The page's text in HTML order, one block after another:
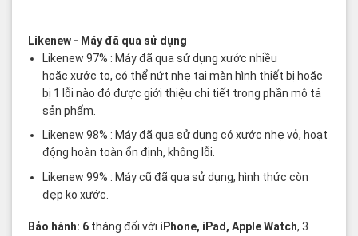
Likenew- Máy đã qua sử dụng
Likenew 97% : Máy đã qua sử dụng xước nhiều
hoặc xước to, có thể nứt nhẹ tại màn hình thiết bị hoặc
bị 1 lỗi nào đó được giới thiệu chi tiết trong phần mô tả
sản phẩm.
Likenew 98% : Máy đã qua sử dụng có xước nhẹ vỏ, hoạt
động hoàn toàn ổn định, không lỗi.
Likenew 99% : Máy cũ đã qua sử dụng, hình thức còn
đẹp ko xước.
Bảo hành: 6 tháng đối với iPhone, iPad, Apple Watch, 3